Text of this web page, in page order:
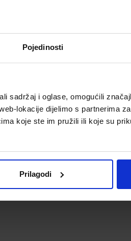
Pojedinosti
sadržaj i oglase, omogućili
lokacije dijelimo s partnerima
koje ste im pružili ili koje su
Prilagodi
za 1. do 4. razred